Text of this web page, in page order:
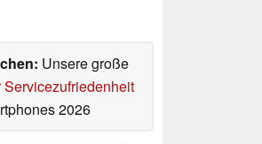
Unsere große
Servicezufriedenheit
2026